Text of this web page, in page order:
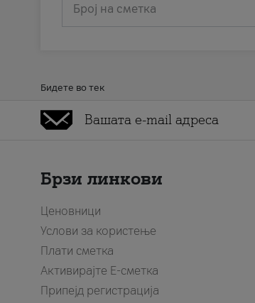
Број на сметка
Бидете во тек
Брзи линкови
Ценовници
Услови за користење
Плати сметка
Активирајте Е-сметка
Припејд регистрација